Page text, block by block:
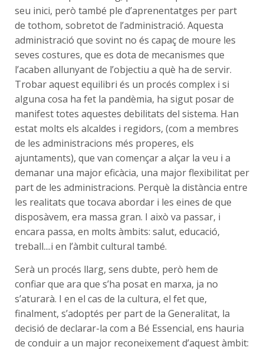
seu inici, però també ple d’aprenentatges per part
de tothom, sobretot de l’administració. Aquesta
administració que sovint no és capaç de moure les
seves costures, que es dota de mecanismes que
l’acaben allunyant de l’objectiu a què ha de servir.
Trobar aquest equilibri és un procés complex i si
alguna cosa ha fet la pandèmia, ha sigut posar de
manifest totes aquestes debilitats del sistema. Han
estat molts els alcaldes i regidors, (com a membres
de les administracions més properes, els
ajuntaments), que van començar a alçar la veu i a
demanar una major eficàcia, una major flexibilitat per
part de les administracions. Perquè la distància entre
les realitats que tocava abordar i les eines de que
disposàvem, era massa gran. I això va passar, i
encara passa, en molts àmbits: salut, educació,
treball....i en l’àmbit cultural també.
Serà un procés llarg, sens dubte, però hem de
confiar que ara que s’ha posat en marxa, ja no
s’aturarà. I en el cas de la cultura, el fet que,
finalment, s’adoptés per part de la Generalitat, la
decisió de declarar-la com a Bé Essencial, ens hauria
de conduir a un major reconeixement d’aquest àmbit: